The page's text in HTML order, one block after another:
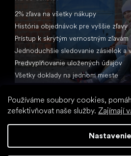
Používáme soubory cookies,
zefektivňovat naše služby. Zajímají
Nastavenie
2% zľava na všetky nákupy
História objednávok pre vyššie zľavy
Prístup k skrytým vernostným zľavám
Jednoduchšie sledovanie zásielok a
Predvyplňovanie uložených údajov
Všetky doklady na jednom mieste
Vytvoril